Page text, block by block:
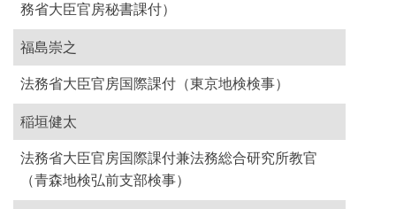
務省大臣官房秘書課付）
福島崇之
法務省大臣官房国際課付（東京地検検事）
稲垣健太
法務省大臣官房国際課付兼法務総合研究所教官
（青森地検弘前支部検事）